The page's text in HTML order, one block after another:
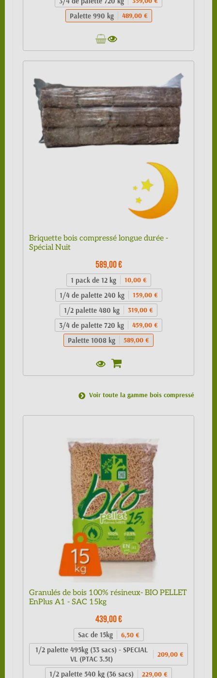
Palette 990 kg 489,00 €
Briquette bois compressé longue durée -
Spécial Nuit
589,00 €
1 pack de 12 kg 10,00 €
1/4 de palette 240 kg 159,00 €
1/2 palette 480 kg 319,00 €
3/4 de palette 720 kg 459,00 €
Palette 1008 kg 589,00 €
Voir toute la gamme bois compressé
Granulés de bois 100% résineux- BIO PELLET
EnPlus A1 - SAC 15kg
439,00 €
Sac de 15kg 6,50 €
1/2 palette 495kg (33 sacs) - SPECIAL
VL (PTAC 3.5t)
209,00 €
1/2 palette 540 kg (36 sacs) 229,00 €